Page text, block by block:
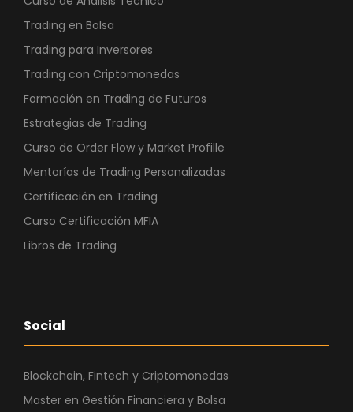
Trading en Bolsa
Trading para Inversores
Trading con Criptomonedas
Formación en Trading de Futuros
Estrategias de Trading
Curso de Order Flow y Market Profille
Mentorías de Trading Personalizadas
Certificación en Trading
Curso Certificación MFIA
Libros de Trading
Social
Blockchain, Fintech y Criptomonedas
Master en Gestión Financiera y Bolsa